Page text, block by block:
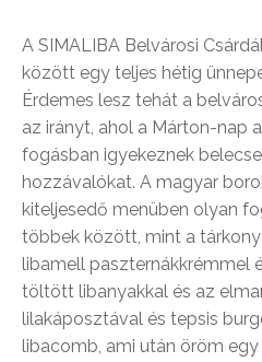
A SIMALIBA Belvárosi
között egy teljes hétig
Érdemes lesz tehát a
az irányt, ahol a Márton-nap
fogásban igyekeznek
hozzávalókat. A magyar
kiteljesedő menüben olyan
többek között, mint a
libamell paszternákkrémmel
töltött libanyakkal és az
lilakáposztával és tepsis
libacomb, ami után öröm